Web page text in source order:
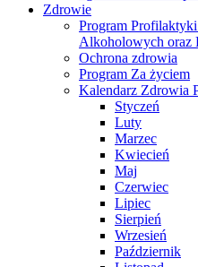
Zdrowie
Program
Alkoholowych oraz
Ochrona zdrowia
Program Za życiem
Kalendarz Zdrowia
Styczeń
Luty
Marzec
Kwiecień
Maj
Czerwiec
Lipiec
Sierpień
Wrzesień
Październik